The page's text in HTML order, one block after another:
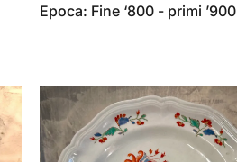
Epoca: Fine ‘800 - primi ’900